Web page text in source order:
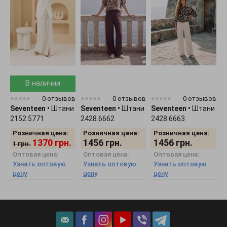
В наличии
0 отзывов
Seventeen •
Штани
2152.5771
Розничная цена:
1 грн. 1370 грн.
Оптовая цена:
Узнать оптовую
цену
0 отзывов
Seventeen •
Штани
2428.6662
Розничная цена:
1456 грн.
Оптовая цена:
Узнать оптовую
цену
0 отзывов
Seventeen •
Штани
2428.6663
Розничная цена:
1456 грн.
Оптовая цена:
Узнать оптовую
цену